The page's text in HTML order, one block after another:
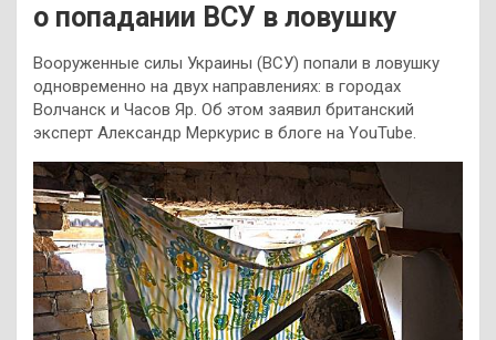
о попадании ВСУ в ловушку
Вооруженные силы Украины (ВСУ) попали в ловушку
одновременно на двух направлениях: в городах
Волчанск и Часов Яр. Об этом заявил британский
эксперт Александр Меркурис в блоге на YouTube.